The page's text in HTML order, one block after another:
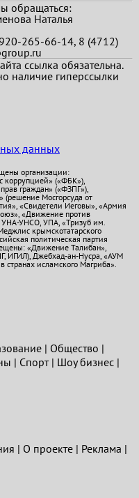
обращаться:
Наталья
265-66-14, 8 (4712)
ссылка обязательна.
наличие гиперссылки
данных
организации:
коррупцией» («ФБК»),
граждан» («ФЗПГ»),
Мосгорсуда от
«Свидетели Иеговы», «Армия
«Движение против
УНА-УНСО, УПА, «Тризуб им.
крымскотатарского
политическая партия
«Движение Талибан»,
ИГИЛ), Джебхад-ан-Нусра, «АУМ
исламского Магриба».
| Общество |
| Спорт| Шоу бизнес|
| О проекте| Реклама |